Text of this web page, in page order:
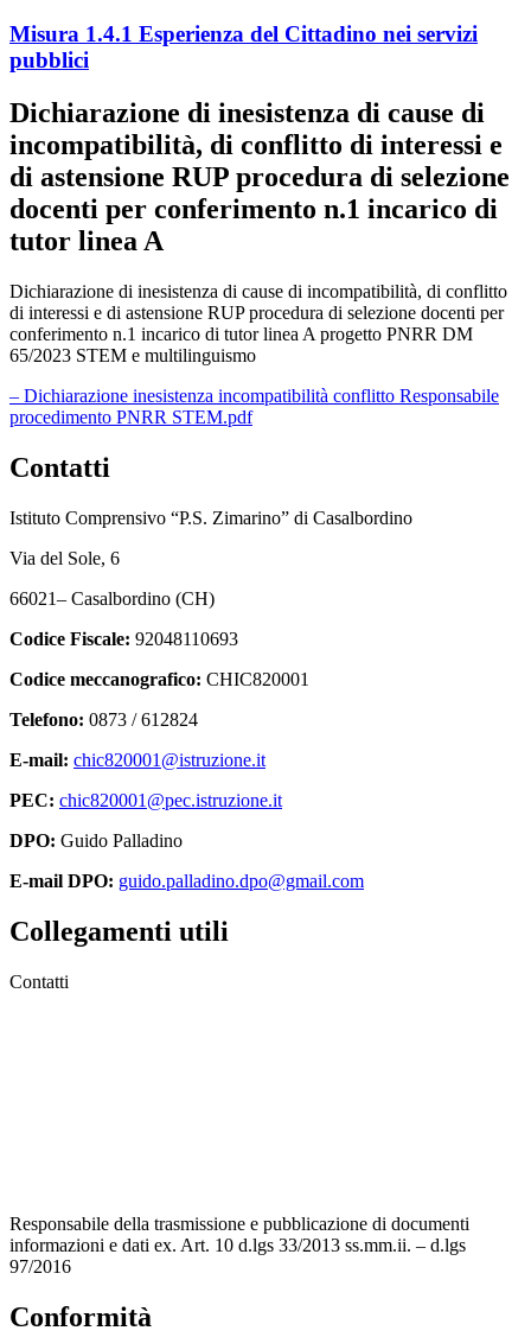
Misura 1.4.1 Esperienza del Cittadino nei servizi
pubblici
Dichiarazione di inesistenza di cause di
incompatibilità, di conflitto di interessi e
di astensione RUP procedura di selezione
docenti per conferimento n.1 incarico di
tutor linea A
Dichiarazione di inesistenza di cause di incompatibilità, di conflitto
di interessi e di astensione RUP procedura di selezione docenti per
conferimento n.1 incarico di tutor linea A progetto PNRR DM
65/2023 STEM e multilinguismo
– Dichiarazione inesistenza incompatibilità conflitto Responsabile
procedimento PNRR STEM.pdf
Contatti
Istituto Comprensivo “P.S. Zimarino” di Casalbordino
Via del Sole, 6
66021– Casalbordino (CH)
Codice Fiscale: 92048110693
Codice meccanografico: CHIC820001
Telefono: 0873 / 612824
E-mail: chic820001@istruzione.it
PEC: chic820001@pec.istruzione.it
DPO: Guido Palladino
E-mail DPO: guido.palladino.dpo@gmail.com
Collegamenti utili
Contatti
Responsabile della trasmissione e pubblicazione di documenti
informazioni e dati ex. Art. 10 d.lgs 33/2013 ss.mm.ii. – d.lgs
97/2016
Conformità